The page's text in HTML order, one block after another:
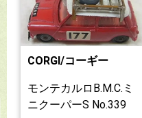
CORGI/コーギー
モンテカルロB.M.C.ミ
ニクーパーS No.339